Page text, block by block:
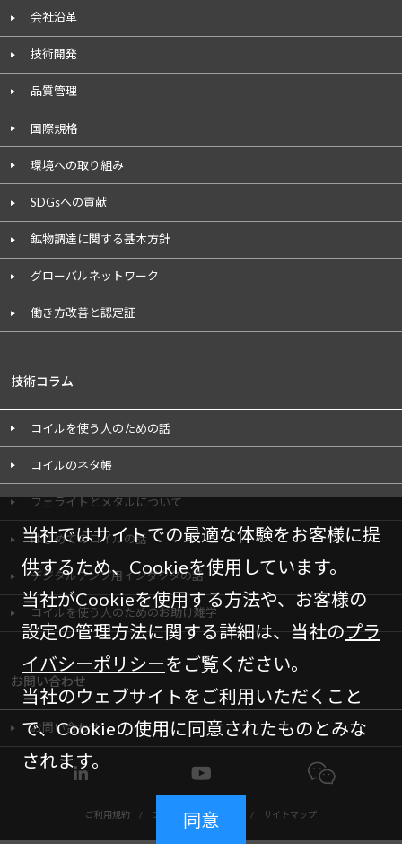
当社ではサイトでの最適な体験をお客様に提
供するため、Cookieを使用しています。
当社がCookieを使用する方法や、お客様の
設定の管理方法に関する詳細は、当社のプラ
イバシーポリシーをご覧ください。
当社のウェブサイトをご利用いただくこと
で、Cookieの使用に同意されたものとみな
されます。
同意
会社沿革
技術開発
品質管理
国際規格
環境への取り組み
SDGsへの貢献
鉱物調達に関する基本方針
グローバルネットワーク
働き方改善と認定証
技術コラム
コイルを使う人のための話
コイルのネタ帳
フェライトとメタルについて
はじめてのコイルの話
デジタルアンプ用インダクタの話
コイルを使う人のためのお助け雑学
お問い合わせ
お問い合わせ
ご利用規約 / プライバシーポリシー / サイトマップ